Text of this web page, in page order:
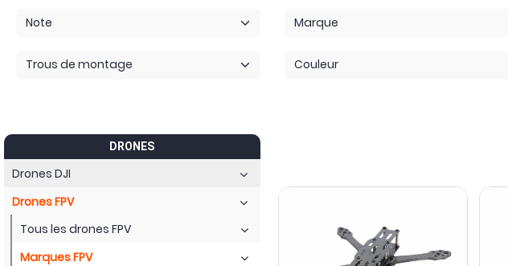
Note Marque
Trous de montage Couleur
DRONES
Drones DJI
Drones FPV
Tous les drones FPV
Marques FPV